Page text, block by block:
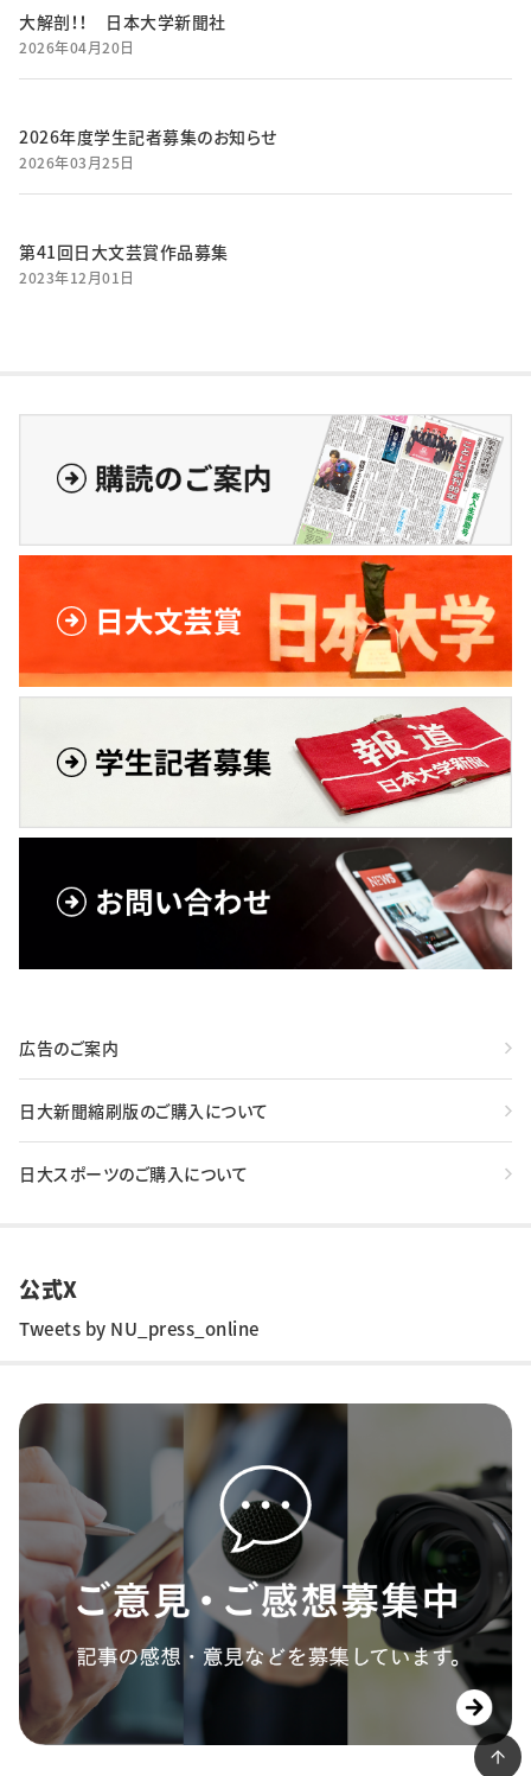
大解剖！！ 日本大学新聞社
2026年04月20日
2026年度学生記者募集のお知らせ
2026年03月25日
第41回日大文芸賞作品募集
2023年12月01日
広告のご案内
日大新聞縮刷版のご購入について
日大スポーツのご購入について
公式X
Tweets by NU_press_online